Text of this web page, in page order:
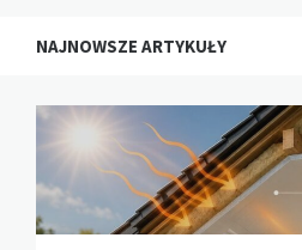
NAJNOWSZE ARTYKUŁY